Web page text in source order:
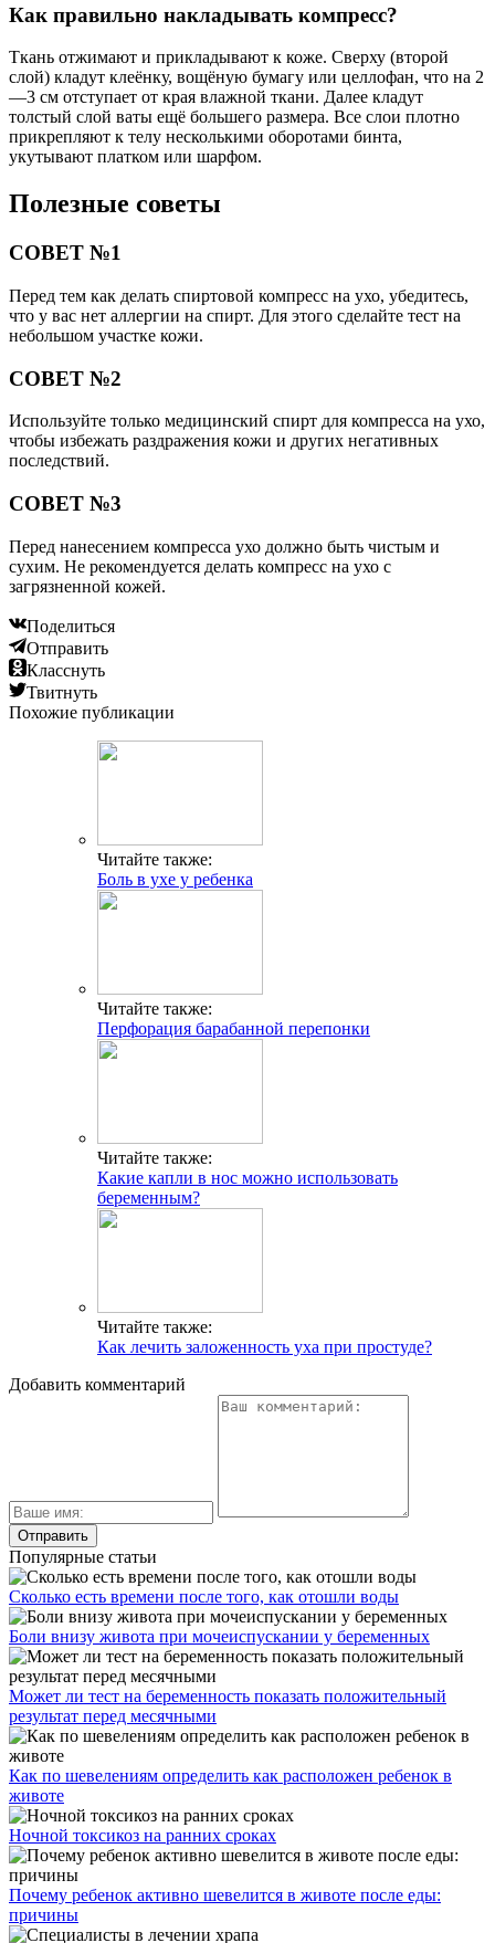
Как правильно накладывать компресс?
Ткань отжимают и прикладывают к коже. Сверху (второй
слой) кладут клеёнку, вощёную бумагу или целлофан, что на 2
—3 см отступает от края влажной ткани. Далее кладут
толстый слой ваты ещё большего размера. Все слои плотно
прикрепляют к телу несколькими оборотами бинта,
укутывают платком или шарфом.
Полезные советы
СОВЕТ №1
Перед тем как делать спиртовой компресс на ухо, убедитесь,
что у вас нет аллергии на спирт. Для этого сделайте тест на
небольшом участке кожи.
СОВЕТ №2
Используйте только медицинский спирт для компресса на ухо,
чтобы избежать раздражения кожи и других негативных
последствий.
СОВЕТ №3
Перед нанесением компресса ухо должно быть чистым и
сухим. Не рекомендуется делать компресс на ухо с
загрязненной кожей.
Поделиться
Отправить
Класснуть
Твитнуть
Похожие публикации
Читайте также:
Боль в ухе у ребенка
Читайте также:
Перфорация барабанной перепонки
Читайте также:
Какие капли в нос можно использовать
беременным?
Читайте также:
Как лечить заложенность уха при простуде?
Добавить комментарий
Популярные статьи
Сколько есть времени после того, как отошли воды
Боли внизу живота при мочеиспускании у беременных
Может ли тест на беременность показать положительный
результат перед месячными
Как по шевелениям определить как расположен ребенок в
животе
Ночной токсикоз на ранних сроках
Почему ребенок активно шевелится в животе после еды:
причины